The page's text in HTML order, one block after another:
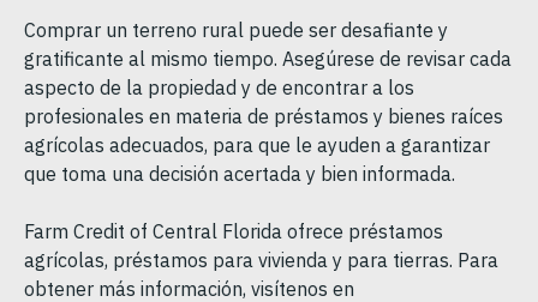
Comprar un terreno rural puede ser desafiante y
gratificante al mismo tiempo. Asegúrese de revisar cada
aspecto de la propiedad y de encontrar a los
profesionales en materia de préstamos y bienes raíces
agrícolas adecuados, para que le ayuden a garantizar
que toma una decisión acertada y bien informada.
Farm Credit of Central Florida ofrece préstamos
agrícolas, préstamos para vivienda y para tierras. Para
obtener más información, visítenos en